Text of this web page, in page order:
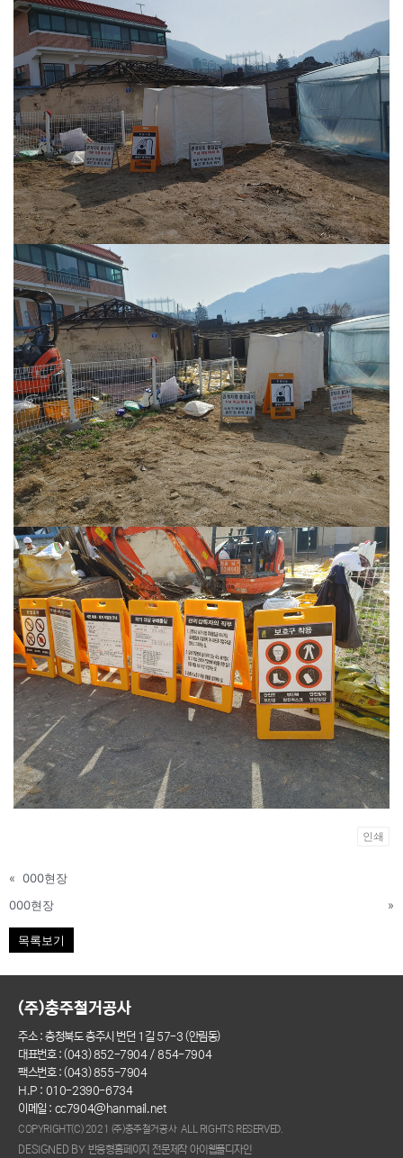
인쇄
« 000현장
000현장
»
목록보기
(주)충주철거공사
주소 : 충청북도 충주시 번던 1길 57-3 (안림동)
대표번호 : (043) 852-7904 / 854-7904
팩스번호 : (043) 855-7904
H.P : 010-2390-6734
이메일 : cc7904@hanmail.net
COPYRIGHT(C) 2021 (주)충주철거공사 ALL RIGHTS RESERVED.
DESIGNED BY 반응형홈페이지 전문제작 아이웹플디자인